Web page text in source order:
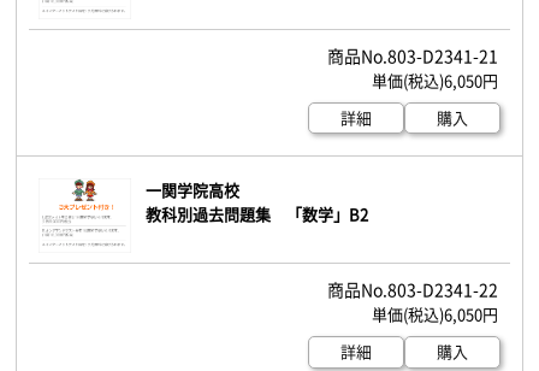
803-D2341-21
6,050円
詳細
購入
一関学院高校
教科別過去問題集 「数学」B2
803-D2341-22
6,050円
詳細
購入